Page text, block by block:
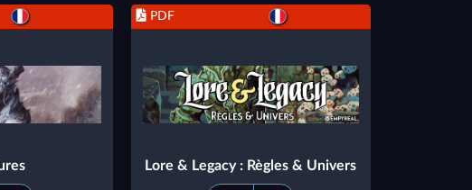
PDF
Lore & Legacy : Règles & Univers